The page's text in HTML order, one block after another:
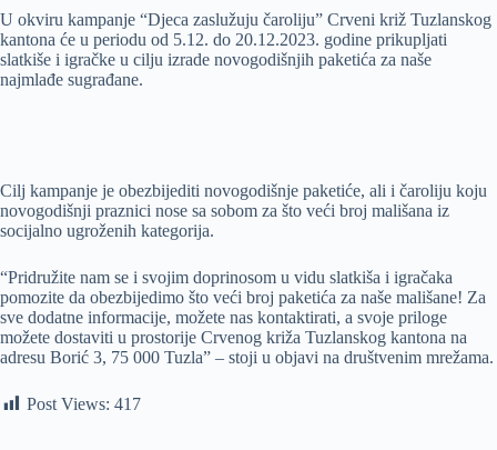
U okviru kampanje “Djeca zaslužuju čaroliju” Crveni križ Tuzlanskog
kantona će u periodu od 5.12. do 20.12.2023. godine prikupljati
slatkiše i igračke u cilju izrade novogodišnjih paketića za naše
najmlađe sugrađane.
Cilj kampanje je obezbijediti novogodišnje paketiće, ali i čaroliju koju
novogodišnji praznici nose sa sobom za što veći broj mališana iz
socijalno ugroženih kategorija.
“Pridružite nam se i svojim doprinosom u vidu slatkiša i igračaka
pomozite da obezbijedimo što veći broj paketića za naše mališane! Za
sve dodatne informacije, možete nas kontaktirati, a svoje priloge
možete dostaviti u prostorije Crvenog križa Tuzlanskog kantona na
adresu Borić 3, 75 000 Tuzla” – stoji u objavi na društvenim mrežama.
Post Views: 417